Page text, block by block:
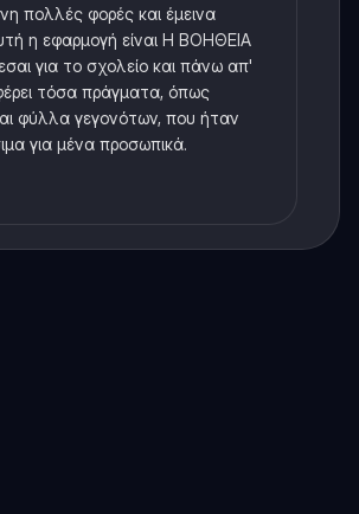
πολλές φορές και έμεινα
η εφαρμογή είναι Η ΒΟΗΘΕΙΑ
για το σχολείο και πάνω απ'
τόσα πράγματα, όπως
φύλλα γεγονότων, που ήταν
για μένα προσωπικά.